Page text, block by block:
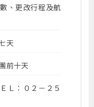
、更改行程及航
天
前十天
Ｌ：０２－２５